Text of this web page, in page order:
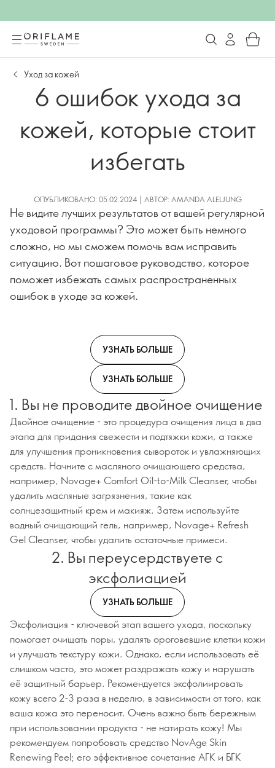
Уход за кожей
6 ошибок ухода за
кожей, которые стоит
избегать
ОПУБЛИКОВАНО: 05.02.2024 | АВТОР: AMANDA ALELJUNG
Не видите лучших результатов от вашей регулярной
уходовой программы? Это может быть немного
сложно, но мы сможем помочь вам исправить
ситуацию. Вот пошаговое руководство, которое
поможет избежать самых распространенных
ошибок в уходе за кожей.
УЗНАТЬ БОЛЬШЕ
УЗНАТЬ БОЛЬШЕ
1. Вы не проводите двойное очищение
Двойное очищение - это процедура очищения лица в два
этапа для придания свежести и подтяжки кожи, а также
для улучшения проникновения сывороток и увлажняющих
средств. Начните с масляного очищающего средства,
например, Novage+ Comfort Oil-to-Milk Cleanser, чтобы
удалить масляные загрязнения, такие как
солнцезащитный крем и макияж. Затем используйте
водный очищающий гель, например, Novage+ Refresh
Gel Cleanser, чтобы удалить остаточные примеси.
2. Вы переусердствуете с
эксфолиацией
УЗНАТЬ БОЛЬШЕ
Эксфолиация - ключевой этап вашего ухода, поскольку
помогает очищать поры, удалять ороговевшие клетки кожи
и улучшать текстуру кожи. Однако, если использовать её
слишком часто, это может раздражать кожу и нарушать
её защитный барьер. Рекомендуется эксфолиировать
кожу всего 2-3 раза в неделю, в зависимости от того, как
ваша кожа это переносит. Очень важно быть бережным
при использовании продукта - не натирать кожу! Мы
рекомендуем попробовать средство NovAge Skin
Renewing Peel; его эффективное сочетание АГК и БГК